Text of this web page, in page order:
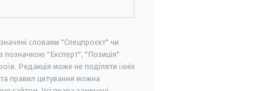
словами "Спецпроєкт" чи
позначкою "Експерт", "Позиція"
Редакція може не поділяти їхніх
правил цитування можна